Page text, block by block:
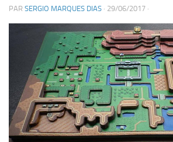
PAR SERGIO MARQUES DIAS · 29/06/2017 ·